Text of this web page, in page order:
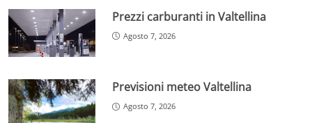
Prezzi carburanti in Valtellina
Agosto 7, 2026
Previsioni meteo Valtellina
Agosto 7, 2026